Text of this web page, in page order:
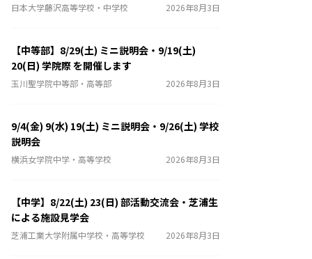
日本大学藤沢高等学校・中学校 2026年8月3日
【中等部】8/29(土) ミニ説明会・9/19(土)
20(日) 学院際 を開催します
玉川聖学院中等部・高等部 2026年8月3日
9/4(金) 9(水) 19(土) ミニ説明会・9/26(土) 学校
説明会
横浜女学院中学・高等学校 2026年8月3日
【中学】8/22(土) 23(日) 部活動交流会・芝浦生
による施設見学会
芝浦工業大学附属中学校・高等学校 2026年8月3日